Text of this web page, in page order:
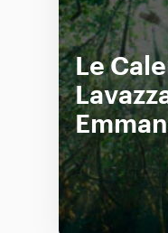
Le